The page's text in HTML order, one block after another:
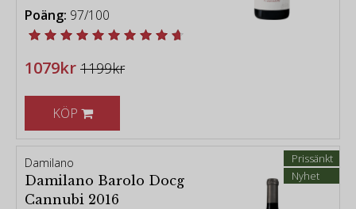
Poäng: 97/100
1079kr 1199kr
KÖP
Prissänkt
Nyhet
Damilano
Damilano Barolo Docg
Cannubi 2016